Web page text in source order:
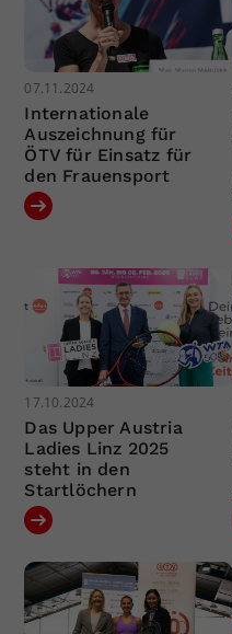
07.11.2024
Internationale
Auszeichnung für
ÖTV für Einsatz für
den Frauensport
17.10.2024
Das Upper Austria
Ladies Linz 2025
steht in den
Startlöchern